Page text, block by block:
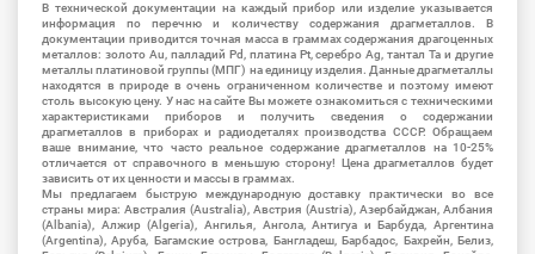
В технической документации на каждый прибор или изделие указывается
информация по перечню и количеству содержания драгметаллов. В
документации приводится точная масса в граммах содержания драгоценных
металлов: золото Au, палладий Pd, платина Pt, серебро Ag, тантал Ta и другие
металлы платиновой группы (МПГ) на единицу изделия. Данные драгметаллы
находятся в природе в очень ограниченном количестве и поэтому имеют
столь высокую цену. У нас на сайте Вы можете ознакомиться с техническими
характеристиками приборов и получить сведения о содержании
драгметаллов в приборах и радиодеталях производства СССР. Обращаем
ваше внимание, что часто реальное содержание драгметаллов на 10-25%
отличается от справочного в меньшую сторону! Цена драгметаллов будет
зависить от их ценности и массы в граммах.
Мы предлагаем быструю международную доставку практически во все
страны мира: Австралия (Australia), Австрия (Austria), Азербайджан, Албания
(Albania), Алжир (Algeria), Ангилья, Ангола, Антигуа и Барбуда, Аргентина
(Argentina), Аруба, Багамские острова, Бангладеш, Барбадос, Бахрейн, Белиз,